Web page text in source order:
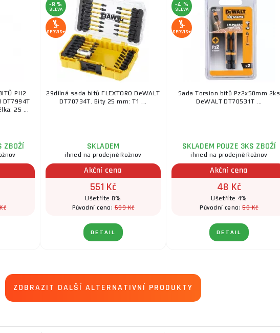
PH2
DT7994T
25 ...
ZBOŽÍ
-8 %
SLEVA
SERVIS+
29dílná sada bitů FLEXTORQ DeWALT
DT70734T. Bity 25 mm: T1 ...
SKLADEM
ihned na prodejně Rožnov
Akční cena
551 Kč
Ušetříte 8%
Původní cena:599 Kč
DETAIL
-4 %
SLEVA
SERVIS+
Sada Torsion bitů Pz2x50mm 2ks
DeWALT DT70531T ...
SKLADEM POUZE 3KS ZBOŽÍ
ihned na prodejně Rožnov
Akční cena
48 Kč
Ušetříte 4%
Původní cena:50 Kč
DETAIL
ZOBRAZIT DALŠÍ ALTERNATIVNÍ PRODUKTY